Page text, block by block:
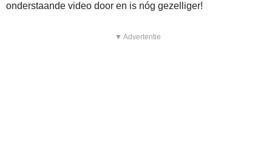
onderstaande video door en is nóg gezelliger!
▼ Advertentie